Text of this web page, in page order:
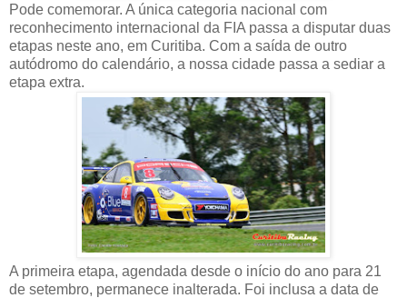
Pode comemorar. A única categoria nacional com
reconhecimento internacional da FIA passa a disputar duas
etapas neste ano, em Curitiba. Com a saída de outro
autódromo do calendário, a nossa cidade passa a sediar a
etapa extra.
A primeira etapa, agendada desde o início do ano para 21
de setembro, permanece inalterada. Foi inclusa a data de